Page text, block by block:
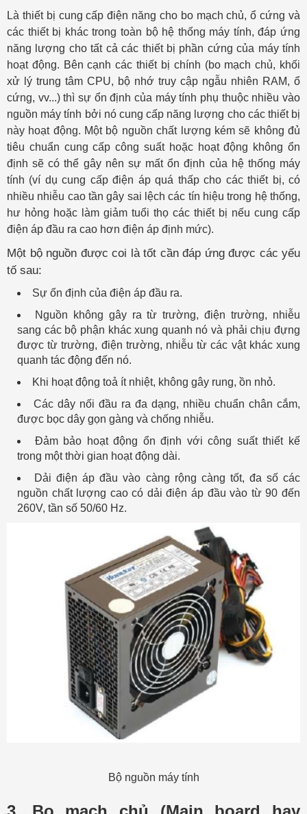
Là thiết bị cung cấp điện năng cho bo mạch chủ, ổ cứng và
các thiết bị khác trong toàn bộ hệ thống máy tính, đáp ứng
năng lượng cho tất cả các thiết bị phần cứng của máy tính
hoạt động. Bên cạnh các thiết bị chính (bo mạch chủ, khối
xử lý trung tâm CPU, bộ nhớ truy cập ngẫu nhiên RAM, ổ
cứng, vv...) thì sự ổn định của máy tính phụ thuộc nhiều vào
nguồn máy tính bởi nó cung cấp năng lượng cho các thiết bị
này hoạt động. Một bộ nguồn chất lượng kém sẽ không đủ
tiêu chuẩn cung cấp công suất hoặc hoạt động không ổn
định sẽ có thể gây nên sự mất ổn định của hệ thống máy
tính (ví dụ cung cấp điện áp quá thấp cho các thiết bị, có
nhiều nhiễu cao tần gây sai lệch các tín hiệu trong hệ thống,
hư hỏng hoặc làm giảm tuổi thọ các thiết bị nếu cung cấp
điện áp đầu ra cao hơn điện áp định mức).
Một bộ nguồn được coi là tốt cần đáp ứng được các yếu
tố sau:
Sự ổn định của điện áp đầu ra.
Nguồn không gây ra từ trường, điện trường, nhiễu
sang các bộ phận khác xung quanh nó và phải chịu đựng
được từ trường, điện trường, nhiễu từ các vật khác xung
quanh tác động đến nó.
Khi hoạt động toả ít nhiệt, không gây rung, ồn nhỏ.
Các dây nối đầu ra đa dạng, nhiều chuẩn chân cắm,
được bọc dây gọn gàng và chống nhiễu.
Đảm bảo hoạt động ổn định với công suất thiết kế
trong một thời gian hoạt động dài.
Dải điện áp đầu vào càng rộng càng tốt, đa số các
nguồn chất lượng cao có dải điện áp đầu vào từ 90 đến
260V, tần số 50/60 Hz.
Bộ nguồn máy tính